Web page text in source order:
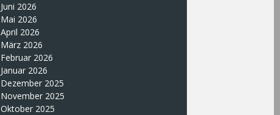
Juni 2026
Mai 2026
April 2026
März 2026
Februar 2026
Januar 2026
Dezember 2025
November 2025
Oktober 2025